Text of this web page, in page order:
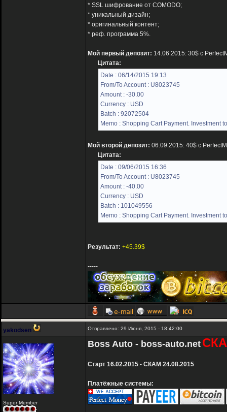
* SSL шифрование от COMODO;
* уникальный дизайн;
* оригинальный контент;
* реф. программа 5%.
Мой первый депозит: 14.06.2015: 30$ с
Цитата:
Date : 06/14/2015 19:13
From/To Account : U8023745
Amount : -30.00
Currency : USD
Batch : 92072504
Memo : Shopping Cart Payment. Investment
Мой второй депозит: 06.09.2015: 40$ с
Цитата:
Date : 09/06/2015 16:36
From/To Account : U8023745
Amount : -40.00
Currency : USD
Batch : 101049556
Memo : Shopping Cart Payment. Investment
Результат: +45.39$
-----
yakodsen Отправлено: 29 Июня, 2015 - 18:42:00
Super Member
Boss Auto - boss-auto.net
Старт 16.02.2015 - СКАМ 24.08.2015
Платёжные системы: